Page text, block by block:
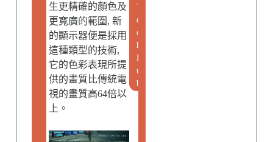
生更精確的顏色及
更寬廣的範圍, 新
的顯示器便是採用
這種類型的技術,
它的色彩表現所提
供的畫質比傳統電
視的畫質高64倍以
上。
T
e
c
h
H
u
b